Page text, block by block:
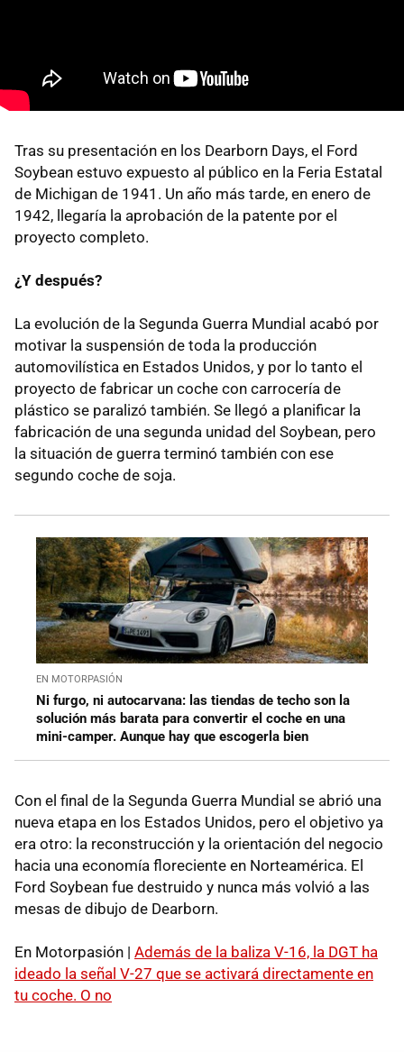
Tras su presentación en los Dearborn Days, el Ford
Soybean estuvo expuesto al público en la Feria Estatal
de Michigan de 1941. Un año más tarde, en enero de
1942, llegaría la aprobación de la patente por el
proyecto completo.
¿Y después?
La evolución de la Segunda Guerra Mundial acabó por
motivar la suspensión de toda la producción
automovilística en Estados Unidos, y por lo tanto el
proyecto de fabricar un coche con carrocería de
plástico se paralizó también. Se llegó a planificar la
fabricación de una segunda unidad del Soybean, pero
la situación de guerra terminó también con ese
segundo coche de soja.
EN MOTORPASIÓN
Ni furgo, ni autocarvana: las tiendas de techo son la
solución más barata para convertir el coche en una
mini-camper. Aunque hay que escogerla bien
Con el final de la Segunda Guerra Mundial se abrió una
nueva etapa en los Estados Unidos, pero el objetivo ya
era otro: la reconstrucción y la orientación del negocio
hacia una economía floreciente en Norteamérica. El
Ford Soybean fue destruido y nunca más volvió a las
mesas de dibujo de Dearborn.
En Motorpasión | Además de la baliza V-16, la DGT ha
ideado la señal V-27 que se activará directamente en
tu coche. O no